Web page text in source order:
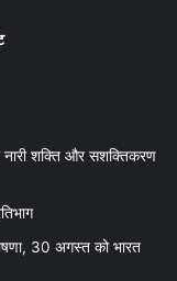
नारी शक्ति और सशक्तिकरण
30 अगस्त को भारत